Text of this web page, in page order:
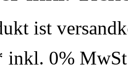
ist
inkl. 0%